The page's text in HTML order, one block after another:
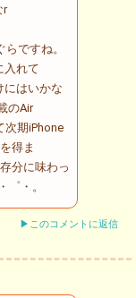
r
ですね。
入れて
にはいかな
のAir
次期iPhone
得ま
分に味わっ
゜・。
▶このコメントに返信